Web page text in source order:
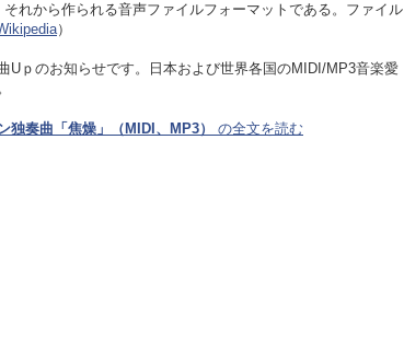
れから作られる音声ファイルフォーマットである。ファイル
）
Uｐのお知らせです。日本および世界各国のMIDI/MP3音楽愛
独奏曲「焦燥」（MIDI、MP3） の全文を読む